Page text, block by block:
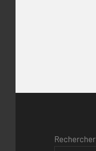
Rechercher